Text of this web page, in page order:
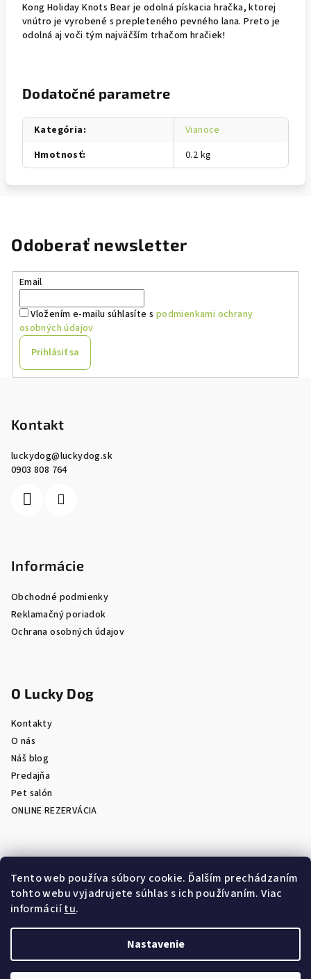
Tento web používa súbory cookie. Ďalším prechádzaním
tohto webu vyjadrujete súhlas s ich používaním. Viac
informáciítu.
Nastavenie
Kong Holiday Knots Bear je odolná pískacia hračka, ktorej
vnútro je vyrobené s prepleteného pevného lana. Preto je
odolná aj voči tým najväčším trhačom hračiek!
Dodatočné parametre
Kategória:
Vianoce
Hmotnosť: 0.2 kg
Odoberať newsletter
Email
Vložením e-mailu súhlasíte s podmienkami ochrany
osobných údajov
Prihlásiť sa
Kontakt
luckydog@luckydog.sk
0903 808 764
Informácie
Obchodné podmienky
Reklamačný poriadok
Ochrana osobných údajov
O Lucky Dog
Kontakty
O nás
Náš blog
Predajňa
Pet salón
ONLINE REZERVÁCIA
Prijímame online platby